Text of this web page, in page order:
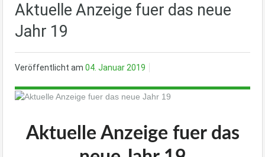
Aktuelle Anzeige fuer das neue
Jahr 19
Veröffentlicht am 04. Januar 2019
Aktuelle Anzeige fuer das